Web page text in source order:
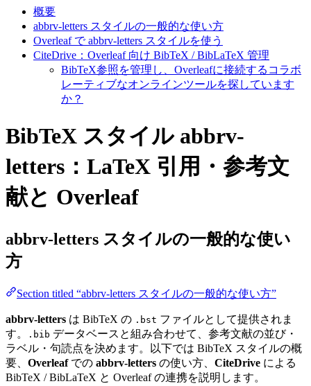
概要
abbrv-letters スタイルの一般的な使い方
Overleaf で abbrv-letters スタイルを使う
CiteDrive：Overleaf 向け BibTeX / BibLaTeX 管理
BibTeX参照を管理し、Overleafに接続するコラボ
レーティブなオンラインツールを探しています
か？
BibTeX スタイル abbrv-
letters：LaTeX 引用・参考文
献と Overleaf
abbrv-letters スタイルの一般的な使い
方
Section titled “abbrv-letters スタイルの一般的な使い方”
abbrv-letters は BibTeX の .bst ファイルとして提供されま
す。
.bib データベースと組み合わせて、参考文献の並び・
ラベル・句読点を決めます。以下では BibTeX スタイルの概
要、 Overleafでの abbrv-letters の使い方、 CiteDrive による
BibTeX / BibLaTeX と Overleaf の連携を説明します。